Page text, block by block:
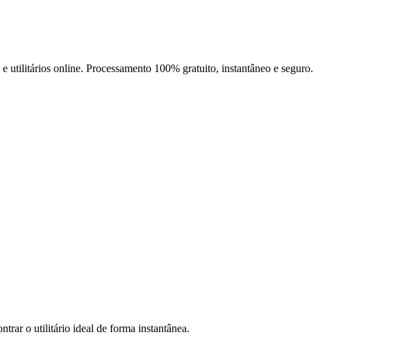
utilitários online. Processamento 100% gratuito, instantâneo e seguro.
o utilitário ideal de forma instantânea.